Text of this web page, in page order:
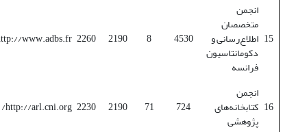
15
انجمن
متخصصان
اطلاع‌رسانی و
دکومانتاسیون
فرانسه
4530
8
2190
2260
www.adbs.fr/
16
انجمن
کتابخانه‌های
پژوهشی
724
71
2190
2230
http://arl.cni.org/